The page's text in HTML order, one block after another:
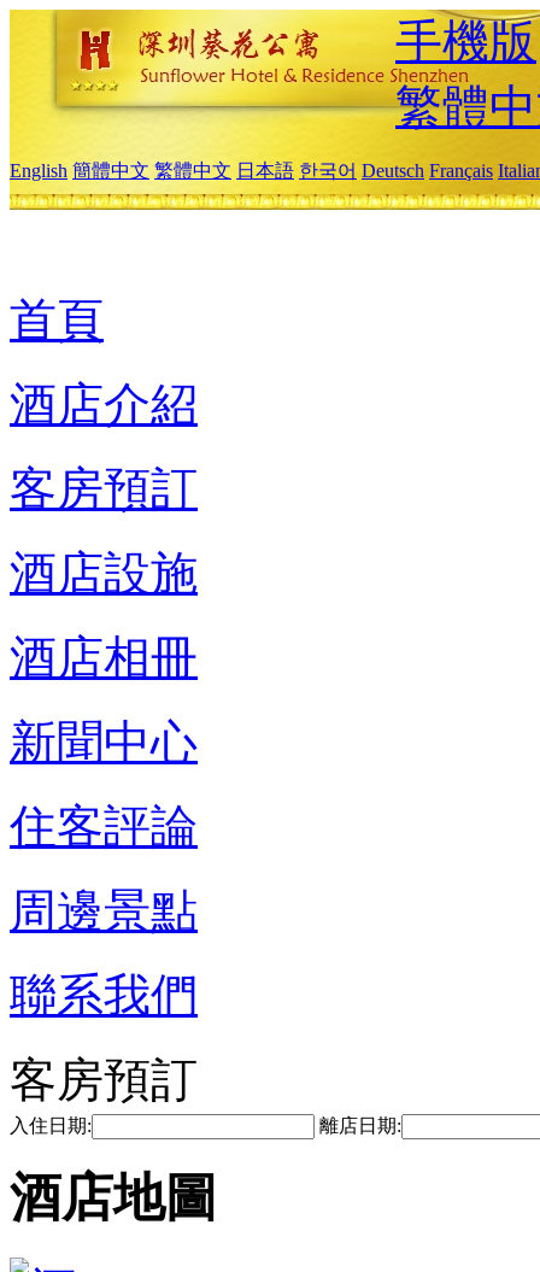
手機版
繁體
English 簡體中文 繁體中文 日本語 한국어 Deutsch Français
首頁
酒店介紹
客房預訂
酒店設施
酒店相冊
新聞中心
住客評論
周邊景點
聯系我們
客房預訂
入住日期: 離店日期:
酒店地圖